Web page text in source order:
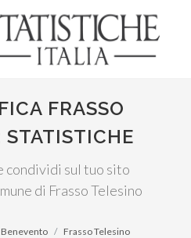
FRASSO
condividi sul tuo sito
di Frasso Telesino
Benevento
Frasso Telesino